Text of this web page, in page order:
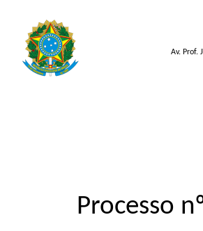
Av. Prof.
Processo